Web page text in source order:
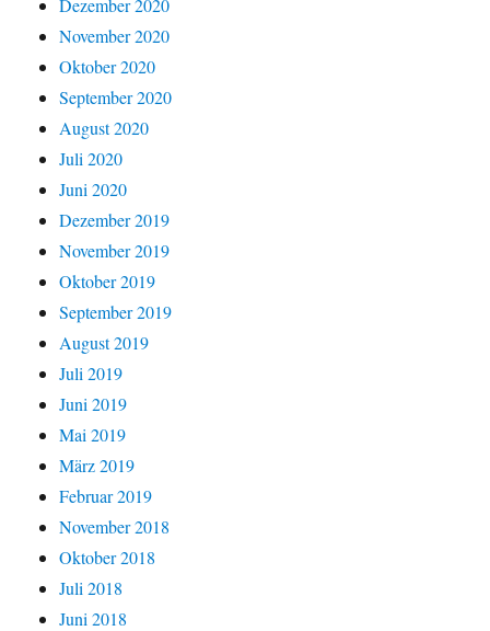
November 2020
Oktober 2020
September 2020
August 2020
Juli 2020
Juni 2020
Dezember 2019
November 2019
Oktober 2019
September 2019
August 2019
Juli 2019
Juni 2019
Mai 2019
März 2019
Februar 2019
November 2018
Oktober 2018
Juli 2018
Juni 2018